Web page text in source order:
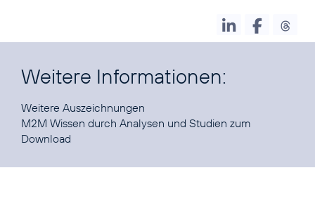
Weitere Informationen:
Weitere Auszeichnungen
M2M Wissen durch Analysen und Studien zum
Download